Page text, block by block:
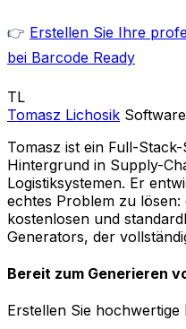
👉 Erstellen Sie Ihre
bei Barcode Ready
TL
Tomasz Lichosik
Tomasz ist ein Full-
Hintergrund in Supply-
Logistiksystemen. Er
echtes Problem zu lösen:
kostenlosen und
Generators, der
Bereit zum Generieren
Erstellen Sie